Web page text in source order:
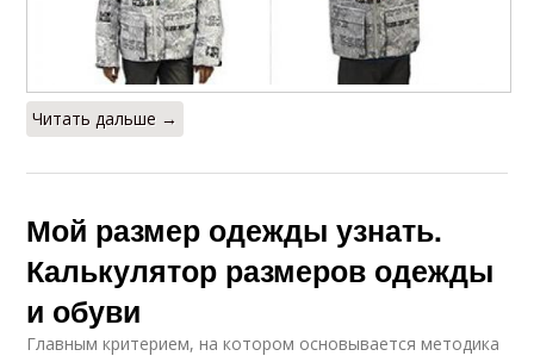
Читать дальше →
Мой размер одежды узнать.
Калькулятор размеров одежды
и обуви
Главным критерием, на котором основывается методика